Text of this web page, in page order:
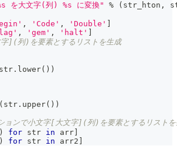
を大文字(列) %s に変換" % ( str_hton ,
, 'Code' , 'Double'
, 'gem' , 'halt'
](列)を要素とするリストを生成
str . lower( ) )
( str . upper( ) )
ョンで小文字[大文字](列)を要素とするリストを
) for str in arr
) for str in arr2